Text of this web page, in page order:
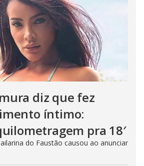
diz que fez
íntimo:
pra 18′
do Faustão causou ao anunciar